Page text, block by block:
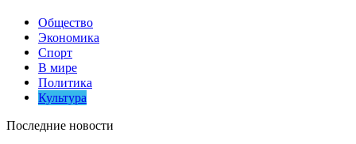
Общество
Экономика
Спорт
В мире
Политика
Культура
Последние новости